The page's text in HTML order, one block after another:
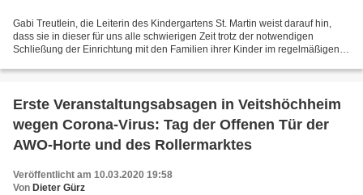
Gabi Treutlein, die Leiterin des Kindergartens St. Martin weist darauf hin,
dass sie in dieser für uns alle schwierigen Zeit trotz der notwendigen
Schließung der Einrichtung mit den Familien ihrer Kinder im regelmäßigen
Erste Veranstaltungsabsagen in Veitshöchheim
wegen Corona-Virus: Tag der Offenen Tür der
AWO-Horte und des Rollermarktes
Veröffentlicht am 10.03.2020 19:58
Von Dieter Gürz